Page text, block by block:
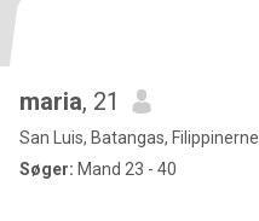
maria, 21
San Luis, Batangas, Filippinerne
Søger: Mand 23 - 40